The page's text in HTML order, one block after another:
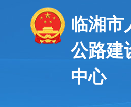
临湘市
公路建
中心